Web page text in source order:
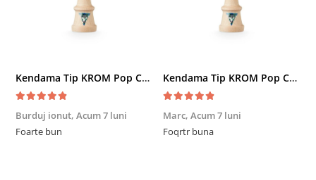
Kendama Tip KROM Pop Chrome Pop LOL Clear, Sky Blue
Burduj ionut, Acum 7 luni
Foarte bun
Kendama Tip KROM Pop Chrome Pop LOL Clear, Sky Blue
Marc, Acum 7 luni
Foqrtr buna